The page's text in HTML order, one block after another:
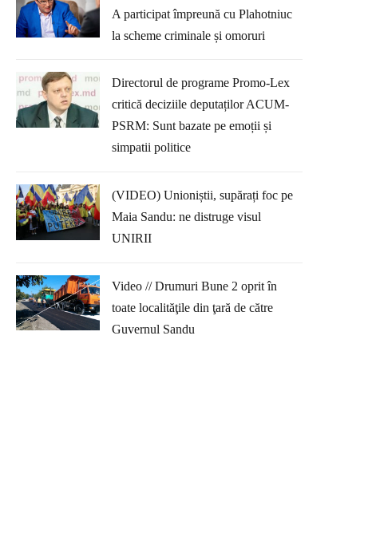
A participat împreună cu Plahotniuc
la scheme criminale și omoruri
Directorul de programe Promo-Lex
critică deciziile deputaților ACUM-
PSRM: Sunt bazate pe emoții și
simpatii politice
(VIDEO) Unioniștii, supărați foc pe
Maia Sandu: ne distruge visul
UNIRII
Video // Drumuri Bune 2 oprit în
toate localităţile din ţară de către
Guvernul Sandu